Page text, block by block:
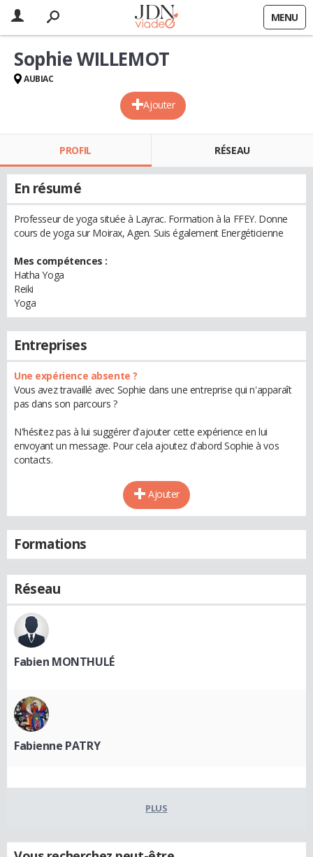
MENU
Ajouter
Sophie WILLEMOT
AUBIAC
PROFIL RÉSEAU
En résumé
Professeur de yoga située à Layrac. Formation à la FFEY. Donne
cours de yoga sur Moirax, Agen. Suis également Energéticienne
Mes compétences :
Hatha Yoga
Reiki
Yoga
Entreprises
Une expérience absente ?
Vous avez travaillé avec Sophie dans une entreprise qui n'apparaît
pas dans son parcours ?
N'hésitez pas à lui suggérer d'ajouter cette expérience en lui
envoyant un message. Pour cela ajoutez d'abord Sophie à vos
contacts.
Ajouter
Formations
Réseau
Fabien MONTHULÉ
Fabienne PATRY
PLUS